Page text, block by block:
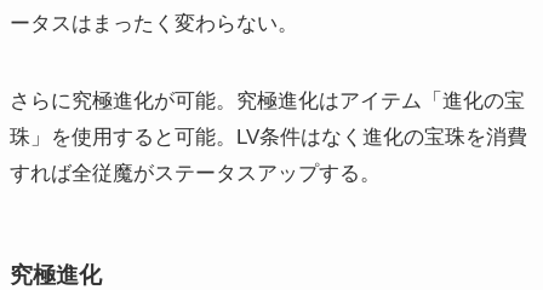
ータスはまったく変わらない。
さらに究極進化が可能。究極進化はアイテム「進化の宝
珠」を使用すると可能。LV条件はなく進化の宝珠を消費
すれば全従魔がステータスアップする。
究極進化